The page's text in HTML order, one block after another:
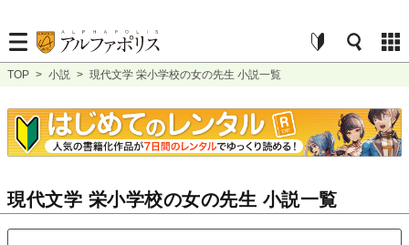
TOP > 小説 > 現代文学 栄小学校の女の先生 小説一覧
現代文学 栄小学校の女の先生 小説一覧